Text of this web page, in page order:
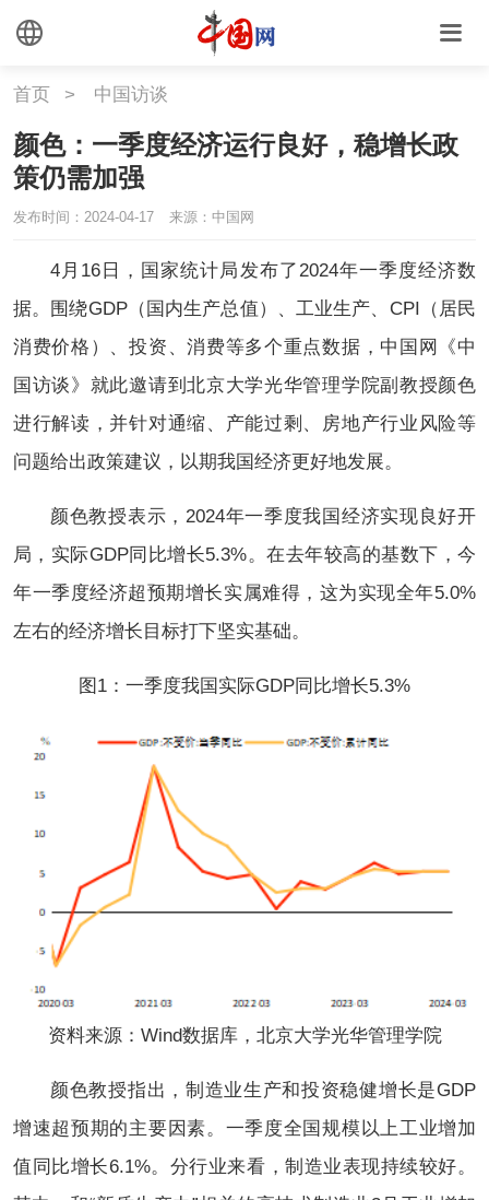
首页 > 中国访谈
颜色：一季度经济运行良好，稳增长政
策仍需加强
发布时间：2024-04-17 11:11:47来源：中国网
4月16日，国家统计局发布了2024年一季度经济数
据。围绕GDP（国内生产总值）、工业生产、CPI（居民
消费价格）、投资、消费等多个重点数据，中国网《中
国访谈》就此邀请到北京大学光华管理学院副教授颜色
进行解读，并针对通缩、产能过剩、房地产行业风险等
问题给出政策建议，以期我国经济更好地发展。
颜色教授表示，2024年一季度我国经济实现良好开
局，实际GDP同比增长5.3%。在去年较高的基数下，今
年一季度经济超预期增长实属难得，这为实现全年5.0%
左右的经济增长目标打下坚实基础。
图1：一季度我国实际GDP同比增长5.3%
资料来源：Wind数据库，北京大学光华管理学院
颜色教授指出，制造业生产和投资稳健增长是GDP
增速超预期的主要因素。一季度全国规模以上工业增加
值同比增长6.1%。分行业来看，制造业表现持续较好。